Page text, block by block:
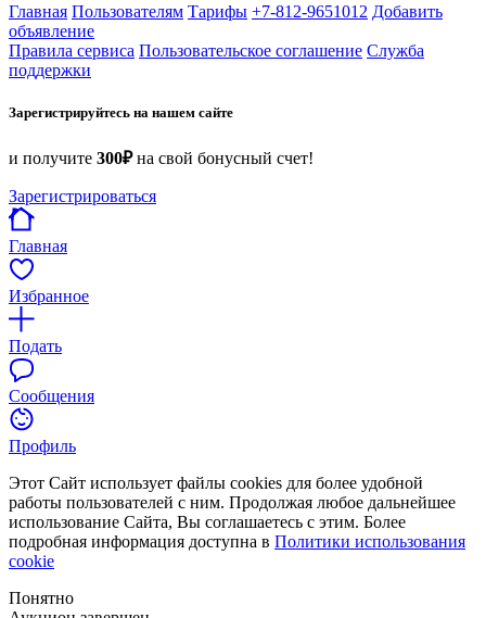
Главная Пользователям Тарифы +7-812-9651012 Добавить
объявление
Правила сервиса Пользовательское соглашение Служба
поддержки
Зарегистрируйтесь на нашем сайте
и получите 300₽на свой бонусный счет!
Зарегистрироваться
Главная
Избранное
Подать
Сообщения
Профиль
Этот Сайт использует файлы cookies для более удобной
работы пользователей с ним. Продолжая любое дальнейшее
использование Сайта, Вы соглашаетесь с этим. Более
подробная информация доступна в Политики использования
cookie
Понятно